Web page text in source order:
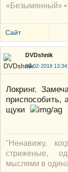
«Безымянный»
Сайт
DVDshnik
20-02-2018
Локринг.
приспособить,
щуки
"Ненавижу,
стриженые,
мыслями в